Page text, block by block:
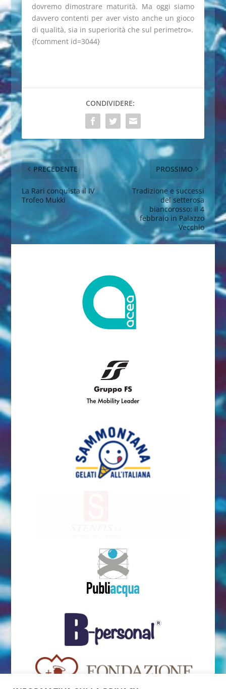
dovremo dimostrare maturità. Ma oggi siamo
davvero contenti per aver visto anche un gioco
di qualità, sia in superiorità che sul perimetro».
{fcomment id=3044}
CONDIVIDERE:
PRECEDENTE
La Rari conquista il IV
Trofeo Mukki
PROSSIMO
Tradizione e successi
del setterosa
biancorosso: il 4
febbraio in Palazzo
Vecchio